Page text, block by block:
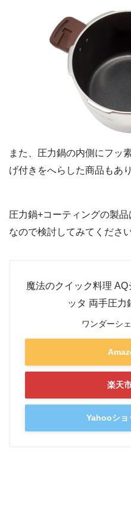
また、圧力鍋の内側にフッ
げ付きをへらした商品もあり
圧力鍋+コーティングの製
なので検討してみてください
魔法のクイック料理
ッタ 両手圧力
ワンダーシ
楽天
Yahooショ